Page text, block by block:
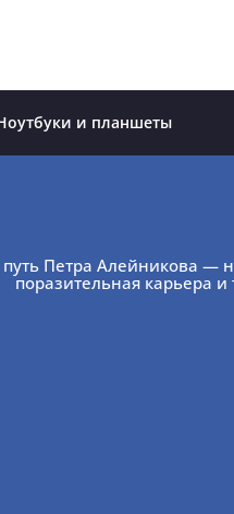
и планшеты
Петра Алейникова —
поразительная карьера